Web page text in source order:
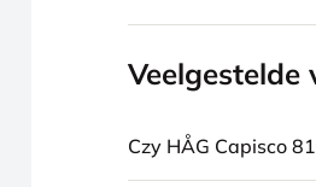
Veelgestelde
Czy HÅG Capisco